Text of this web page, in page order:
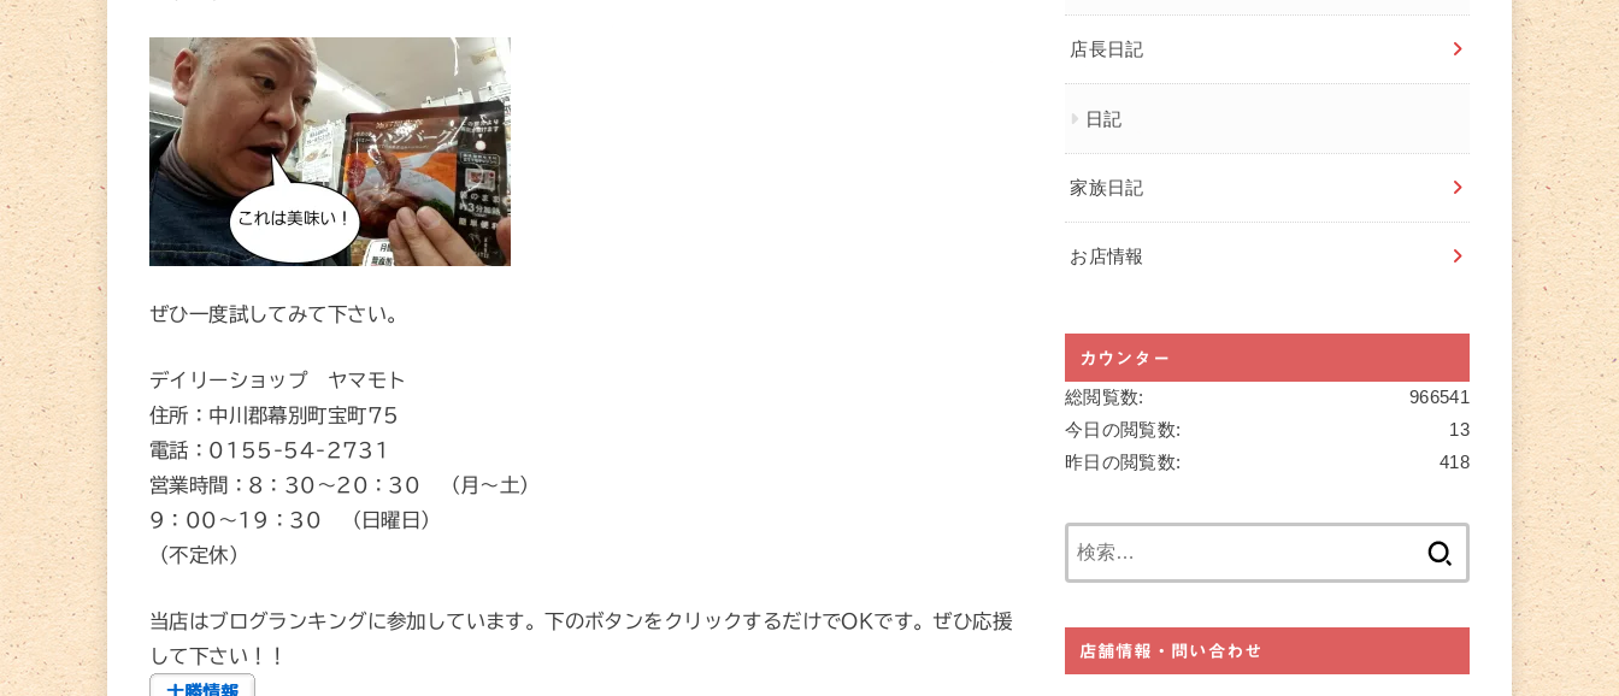
ぜひ一度試してみて下さい。
デイリーショップ ヤマモト
住所：中川郡幕別町宝町75
電話：0155-54-2731
営業時間：8：30～20：30 （月～土）
9：00～19：30 （日曜日）
（不定休）
当店はブログランキングに参加しています。下のボタンをクリックするだけでOKです。ぜひ応援
して下さい！！
店長日記
日記
家族日記
お店情報
カウンター
966541
総閲覧数:
13
今日の閲覧数:
418
昨日の閲覧数:
店舗情報・問い合わせ